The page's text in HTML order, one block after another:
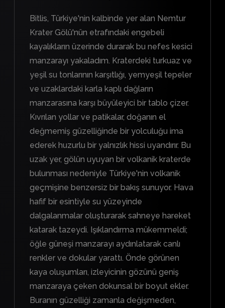
Bitlis, Türkiye'nin kalbinde yer alan Nemtur
Krater Gölü'nün etrafındaki engebeli
kayalıkların üzerinde durarak bu nefes kesici
manzarayı yakaladım. Kraterdeki turkuaz ve
yeşil su tonlarının karşıtlığı, yemyeşil tepeler
ve uzaklardaki karla kaplı dağların
manzarasına karşı büyüleyici bir tablo çizer.
Kıvrılan yollar ve patikalar, doğanın el
değmemiş güzelliğinde bir yolculuğu ima
ederek huzurlu bir yalnızlık hissi uyandırır. Bu
uzak yer, gölün uyuyan bir volkanik kraterde
bulunması nedeniyle Türkiye'nin volkanik
geçmişine benzersiz bir bakış sunuyor. Hava
hafif bir esintiyle su yüzeyinde
dalgalanmalar oluşturarak sahneye hareket
katarak tazeydi. Işıklandırma mükemmeldi;
öğle güneşi manzarayı aydınlatarak canlı
renkler ve dokular yarattı. Önde görünen
kaya oluşumları, izleyicinin gözünü geniş
manzaraya çeken dokunsal bir boyut ekler.
Buranın güzelliği zamanla değişmeden,